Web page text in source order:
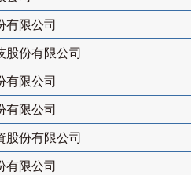
有限公司
股份有限公司
有限公司
有限公司
股份有限公司
有限公司